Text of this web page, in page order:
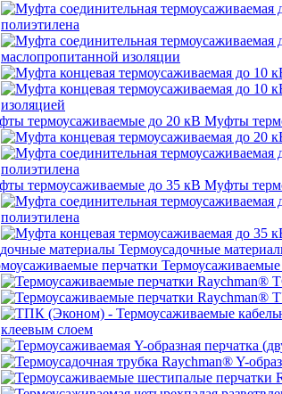
полиэтилена
маслопропитанной изоляции
изоляцией
Муфты
полиэтилена
Муфты
полиэтилена
Термоусадочные
Термоусаживаемые
клеевым слоем